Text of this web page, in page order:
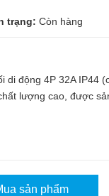
trạng: Còn hàng
di động 4P 32A IP44
lượng cao, được
sản phẩm